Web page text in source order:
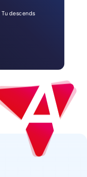
Tu descends